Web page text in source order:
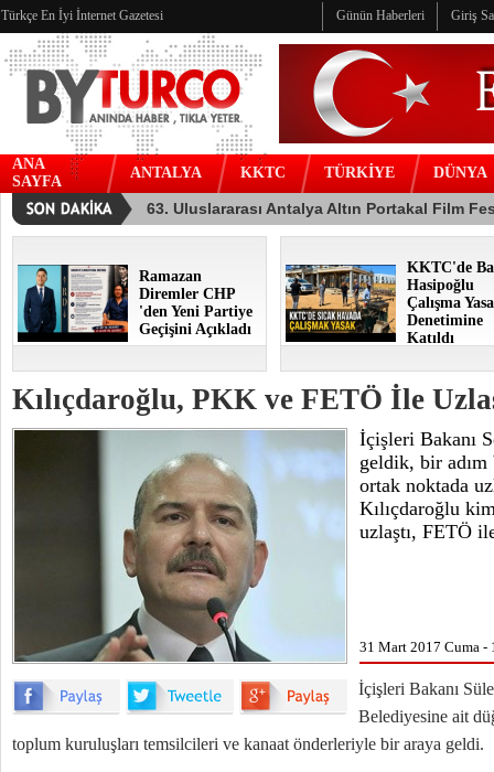
Türkçe En İyi İnternet Gazetesi Günün Haberleri Giriş
ANA
SAYFA
ANTALYA KKTC TÜRKİYE DÜNYA
Ramazan
Diremler CHP
'den Yeni Partiye
Geçişini Açıkladı
KKTC'de
Hasipoğlu
Çalışma
Denetimine
Katıldı
Kılıçdaroğlu, PKK ve FETÖ İle
İçişleri Bakanı
geldik, bir adım
ortak noktada
Kılıçdaroğlu
uzlaştı, FETÖ
31 Mart 2017 Cuma -
İçişleri Bakanı
Belediyesine ait
toplum kuruluşları temsilcileri ve kanaat önderleriyle bir araya geldi.